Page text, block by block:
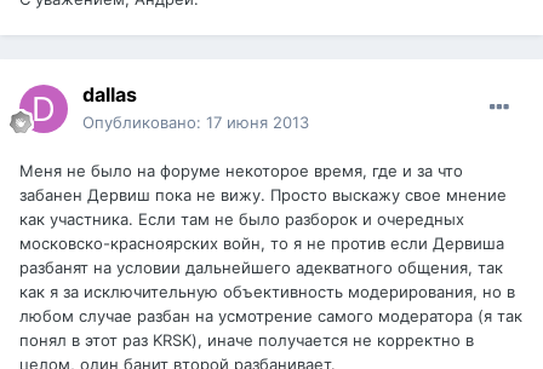
dаllаs
Опубликовано: 17 июня 2013
Меня не было на форуме некоторое время, где и за что
забанен Дервиш пока не вижу. Просто выскажу свое мнение
как участника. Если там не было разборок и очередных
московско-красноярских войн, то я не против если Дервиша
разбанят на условии дальнейшего адекватного общения, так
как я за исключительную объективность модерирования, но в
любом случае разбан на усмотрение самого модератора (я так
понял в этот раз KRSK), иначе получается не корректно в
целом, один банит второй разбанивает.